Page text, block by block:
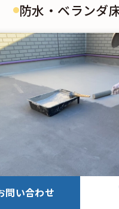
防水・ベランダ
問い合わせ